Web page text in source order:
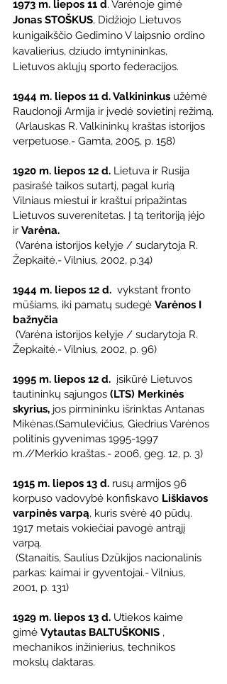
1973 m. liepos 11 d. Varėnoje gimė
Jonas STOŠKUS, Didžiojo Lietuvos
kunigaikščio Gedimino V laipsnio ordino
kavalierius, dziudo imtynininkas,
Lietuvos aklųjų sporto federacijos.
1944 m. liepos 11 d. Valkininkus užėmė
Raudonoji Armija ir įvedė sovietinį režimą.
verpetuose.- Gamta, 2005, p. 158)
1920 m. liepos 12 d. Lietuva ir Rusija
pasirašė taikos sutartį, pagal kurią
Vilniaus miestui ir kraštui pripažintas
Lietuvos suverenitetas. Į tą teritoriją įėjo
ir Varėna.
Žepkaitė.- Vilnius, 2002, p.34)
1944 m. liepos 12 d. vykstant fronto
mūšiams, iki pamatų sudegė Varėnos I
bažnyčia
Žepkaitė.- Vilnius, 2002, p. 96)
1995 m. liepos 12 d. įsikūrė Lietuvos
tautininkų sąjungos (LTS) Merkinės
skyrius, jos pirmininku išrinktas Antanas
Mikėnas.(Samulevičius, Giedrius Varėnos
politinis gyvenimas 1995-1997
m.//Merkio kraštas.- 2006, geg. 12, p. 3)
1915 m. liepos 13 d. rusų armijos 96
korpuso vadovybė konfiskavo Liškiavos
varpinės varpą, kuris svėrė 40 pūdų.
1917 metais vokiečiai pavogė antrąjį
varpą.
parkas: kaimai ir gyventojai.- Vilnius,
2001, p. 131)
1929 m. liepos 13 d. Utiekos kaime
gimė Vytautas BALTUŠKONIS ,
mechanikos inžinierius, technikos
mokslų daktaras.